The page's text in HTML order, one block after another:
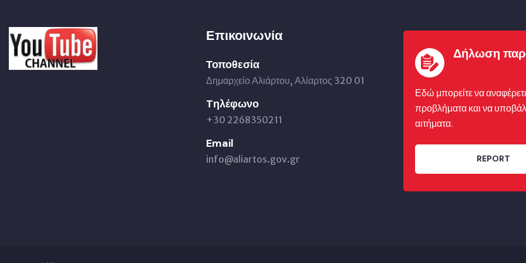
Επικοινωνία
Τοποθεσία
Δημαρχείο Αλιάρτου, Αλίαρτος 320 01
Tηλέφωνο
+30 2268350211
Email
info@aliartos.gov.gr
Δήλωση
Εδώ μπορείτε να
προβλήματα και να
αιτήματα.
REPORT